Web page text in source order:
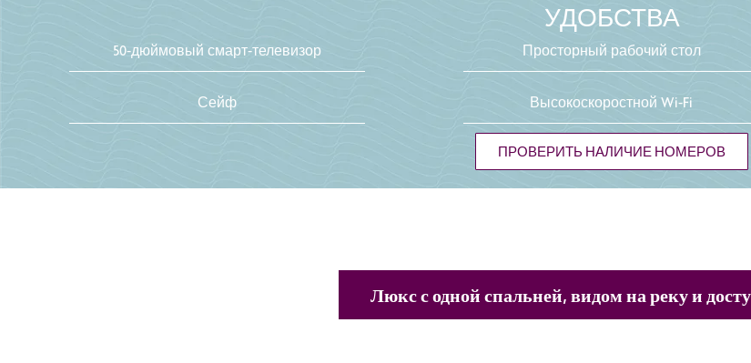
УДОБСТВА
50-дюймовый смарт-телевизор Просторный рабочий стол
Сейф Высокоскоростной Wi-Fi
ПРОВЕРИТЬ НАЛИЧИЕ НОМЕРОВ
Люкс с одной спальней, видом на реку и